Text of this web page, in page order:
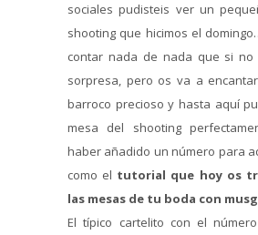
sociales pudisteis ver un
shooting que hicimos el
contar nada de nada que si no
sorpresa, pero os va a
barroco precioso y hasta aquí
mesa del shooting
haber añadido un número para
como el tutorial que hoy os
las mesas de tu boda con
El típico cartelito con el